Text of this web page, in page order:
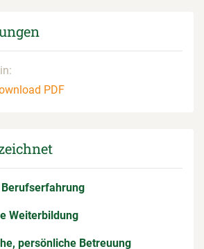
PDF
Berufserfahrung
Weiterbildung
persönliche Betreuung